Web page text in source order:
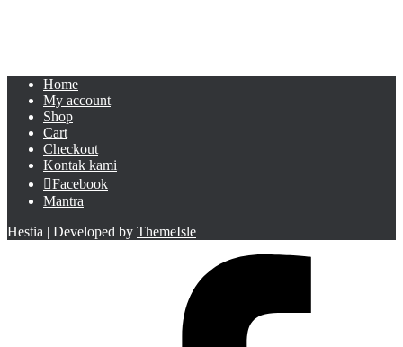
Home
My account
Shop
Cart
Checkout
Kontak kami
Facebook
Mantra
Hestia | Developed by ThemeIsle